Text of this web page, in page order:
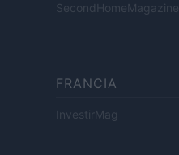
SecondHomeMagazine
FRANCIA
InvestirMag